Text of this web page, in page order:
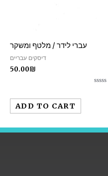
עברי לידר / מלטף ומשקר
דיסקים עבריים
50.00₪
ADD TO CART